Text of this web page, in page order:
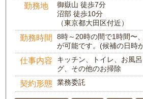
勤務地
御嶽山 徒歩7分
沼部 徒歩10分
（東京都大田区付近）
勤務時間
8時～20時の間で1時間〜
が可能です。(候補の日時
仕事内容
キッチン、トイレ、お風
グ、その他のお掃除
契約形態 業務委託